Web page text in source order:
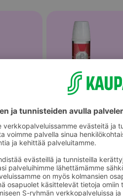
Termospullot ja -astiat